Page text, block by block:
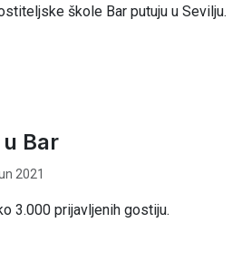
škole Bar putuju u Sevilju.
Bar
2021
3.000 prijavljenih gostiju.